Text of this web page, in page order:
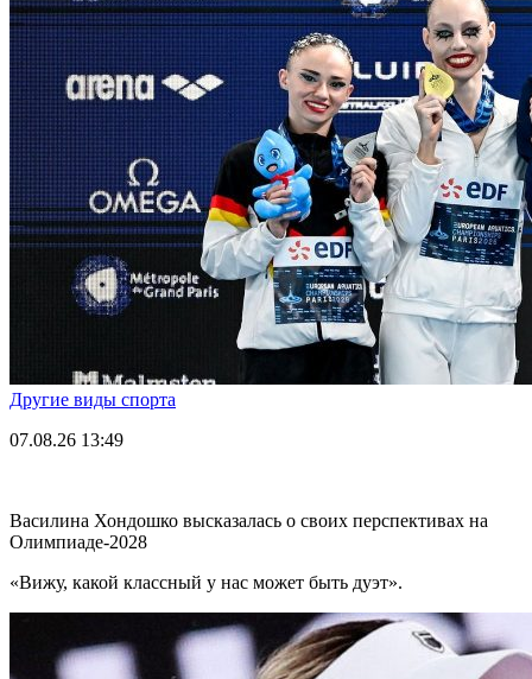
Другие виды спорта
07.08.26 13:49
Василина Хондошко высказалась о своих перспективах на
Олимпиаде-2028
«Вижу, какой классный у нас может быть дуэт».